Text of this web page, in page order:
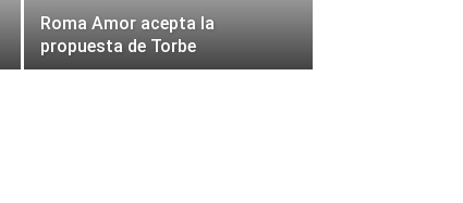
Roma Amor acepta la
propuesta de Torbe